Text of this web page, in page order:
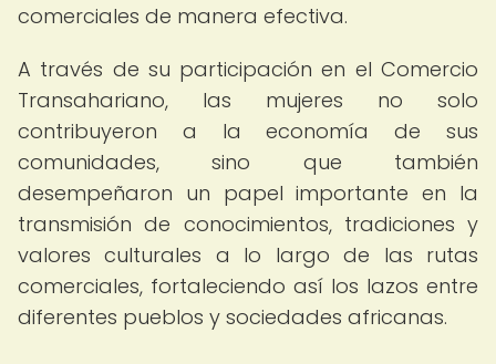
comerciales de manera efectiva.
A través de su participación en el Comercio
Transahariano, las mujeres no solo
contribuyeron a la economía de sus
comunidades, sino que también
desempeñaron un papel importante en la
transmisión de conocimientos, tradiciones y
valores culturales a lo largo de las rutas
comerciales, fortaleciendo así los lazos entre
diferentes pueblos y sociedades africanas.